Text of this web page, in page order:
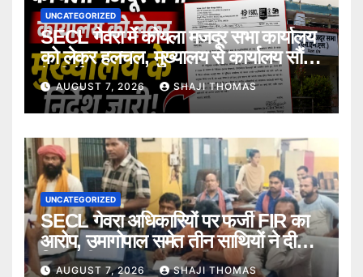
UNCATEGORIZED
SECL गेवरा में कोयला मजदूर सभा कार्यालय
को लेकर हलचल, मुख्यालय से कार्यालय सौंपने
के निर्देश।
AUGUST 7, 2026 SHAJI THOMAS
UNCATEGORIZED
SECL गेवरा अधिकारियों पर फर्जी FIR का
आरोप, उमागोपाल समेत तीन साथियों ने दी
गिरफ्तारी।
AUGUST 7, 2026 SHAJI THOMAS